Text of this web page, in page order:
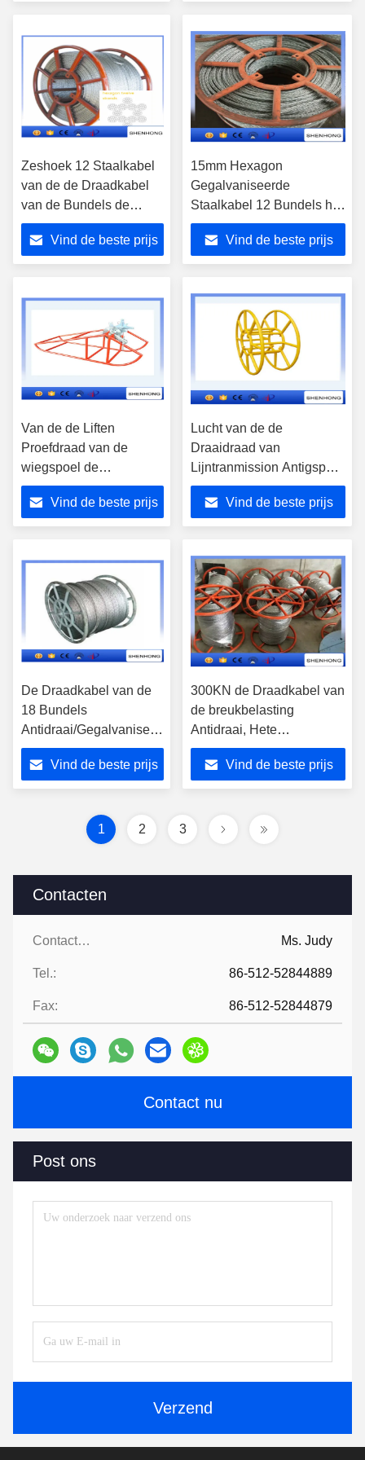
Contacten
Contacten: Ms. Judy
Tel.: 86-512-52844889
Fax: 86-512-52844879
Contact nu
Post ons
Verzend
Zeshoek 12 Staalkabel
van de de Draadkabel
van de Bundels de
Antidraai 11Mm - 24Mm
DiameterVind de beste prijs
15mm Hexagon
Gegalvaniseerde
Staalkabel 12 Bundels het
Anti Verdraaien
Vind de beste prijs
Van de de Liften
Proefdraad van de
wiegspoel de
Spoeltribunes Φ1400 X
560 Aangepast met
Kabelspoel
Vind de beste prijs
Lucht van de de
Draaidraad van
Lijntranmission Antigsp
van de de Kabelspoel
Reeks voor het Opnemen
van kabel
Vind de beste prijs
De Draadkabel van de
18 Bundels
Antidraai/Gegalvaniseerde
Staalkabel252kn 20mm
DiameterVind de beste prijs
300KN de Draadkabel van
de breukbelasting
Antidraai, Hete
Onderdompelings
Gegalvaniseerde
Staalkabel
Vind de beste prijs
1 2 3